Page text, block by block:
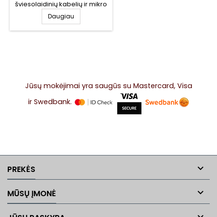
šviesolaidinių kabelių ir mikro
kabelių montavimui.
Lubrication (FlowLUB) yra
vandens pagrindo tepalai,
SMART IR MINIFLOW
Daugiau
Jūsų mokėjimai yra saugūs su Mastercard, Visa
ir Swedbank.
PREKĖS 
MŪSŲ ĮMONĖ 